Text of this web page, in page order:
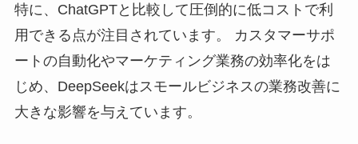
特に、ChatGPTと比較して圧倒的に低コストで利
用できる点が注目されています。 カスタマーサポ
ートの自動化やマーケティング業務の効率化をは
じめ、DeepSeekはスモールビジネスの業務改善に
大きな影響を与えています。